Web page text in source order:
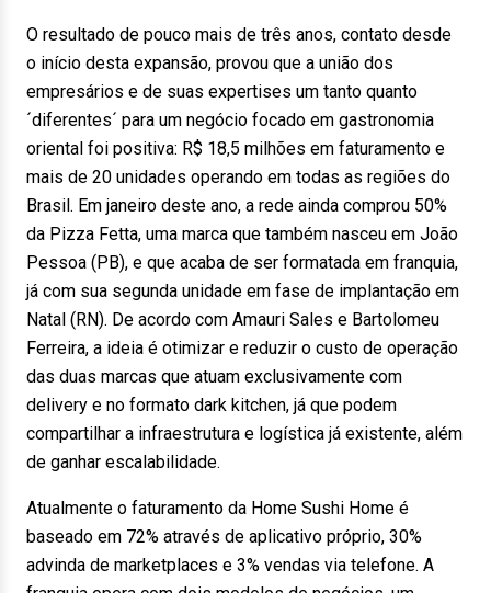
O resultado de pouco mais de três anos, contato desde
o início desta expansão, provou que a união dos
empresários e de suas expertises um tanto quanto
´diferentes´ para um negócio focado em gastronomia
oriental foi positiva: R$ 18,5 milhões em faturamento e
mais de 20 unidades operando em todas as regiões do
Brasil. Em janeiro deste ano, a rede ainda comprou 50%
da Pizza Fetta, uma marca que também nasceu em João
Pessoa (PB), e que acaba de ser formatada em franquia,
já com sua segunda unidade em fase de implantação em
Natal (RN). De acordo com Amauri Sales e Bartolomeu
Ferreira, a ideia é otimizar e reduzir o custo de operação
das duas marcas que atuam exclusivamente com
delivery e no formato dark kitchen, já que podem
compartilhar a infraestrutura e logística já existente, além
de ganhar escalabilidade.
Atualmente o faturamento da Home Sushi Home é
baseado em 72% através de aplicativo próprio, 30%
advinda de marketplaces e 3% vendas via telefone. A